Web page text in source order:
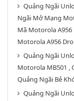
Quảng Ngãi
Ngãi Mở Mạng
Mã Motorola A956
Motorola A956
Quảng Ngãi
Motorola MB501 ,
Quảng Ngãi Bẻ
Quảng Ngãi